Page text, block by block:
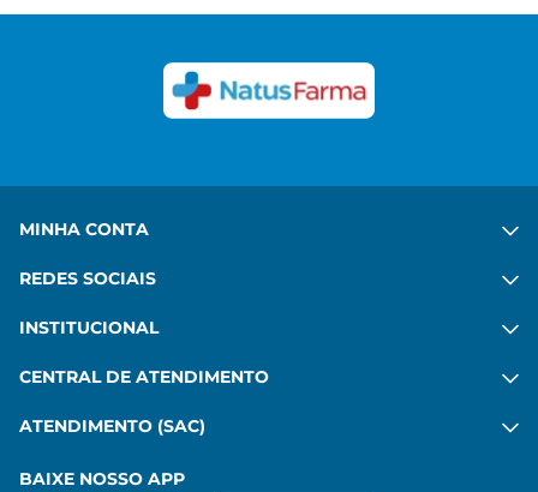
MINHA CONTA
REDES SOCIAIS
INSTITUCIONAL
CENTRAL DE ATENDIMENTO
ATENDIMENTO (SAC)
BAIXE NOSSO APP